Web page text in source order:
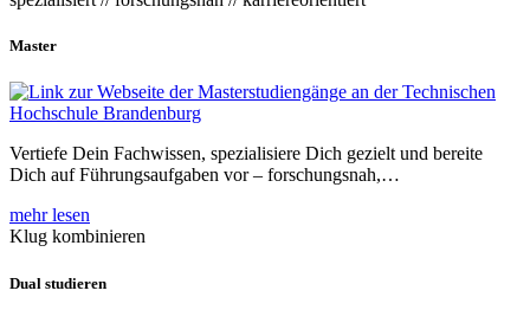
Master
Vertiefe Dein Fachwissen, spezialisiere Dich gezielt und bereite
Dich auf Führungsaufgaben vor – forschungsnah,…
mehr lesen
Klug kombinieren
Dual studieren